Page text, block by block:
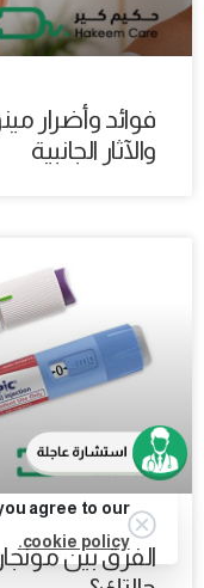
فوائد وأضرار
والآثار الجانبية
الفرق بين
agree to our
cookie policy.